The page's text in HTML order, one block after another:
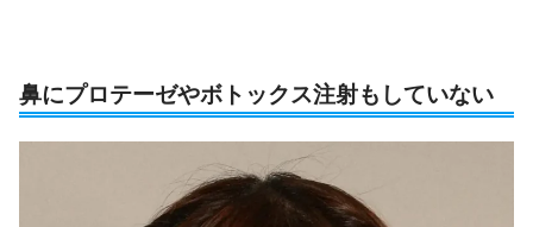
鼻にプロテーゼやボトックス注射もしていない